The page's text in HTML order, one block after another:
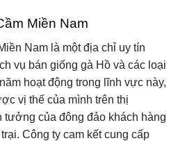
Miền Nam
Nam là một địa chỉ uy tín
vụ bán giống gà Hồ và các loại
hoạt động trong lĩnh vực này,
vị thế của mình trên thị
của đông đảo khách hàng
Công ty cam kết cung cấp